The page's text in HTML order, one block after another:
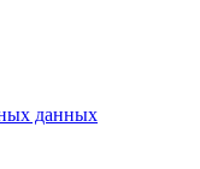
данных